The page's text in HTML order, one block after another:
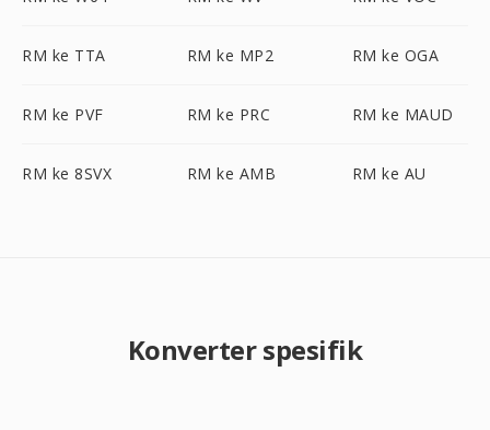
RM ke TTA RM ke MP2 RM ke OGA
RM ke PVF RM ke PRC RM ke MAUD
RM ke 8SVX RM ke AMB RM ke AU
Konverter spesifik